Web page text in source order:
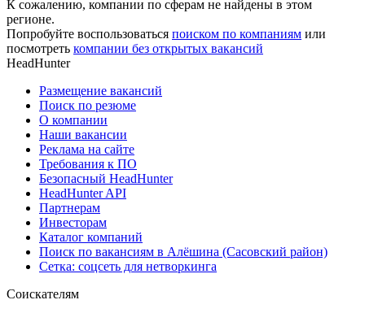
К сожалению, компании по сферам не найдены в этом
регионе.
Попробуйте воспользоваться поиском по компаниям или
посмотреть компании без открытых вакансий
HeadHunter
Размещение вакансий
Поиск по резюме
О компании
Наши вакансии
Реклама на сайте
Требования к ПО
Безопасный HeadHunter
HeadHunter API
Партнерам
Инвесторам
Каталог компаний
Поиск по вакансиям в Алёшина (Сасовский район)
Сетка: соцсеть для нетворкинга
Соискателям